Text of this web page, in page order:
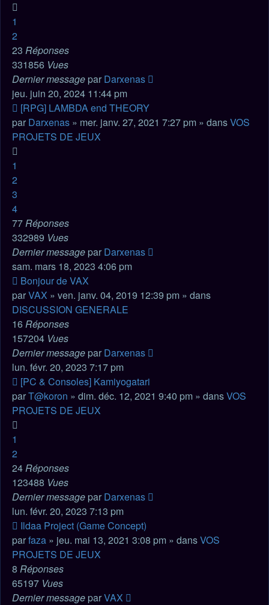
1
2
23 Réponses
331856 Vues
Dernier message par Darxenas
jeu. juin 20, 2024 11:44 pm
Nouveau
message
[RPG] LAMBDA end THEORY
par Darxenas » mer. janv. 27, 2021 7:27 pm » dansVOS
PROJETS DE JEUX
1
2
3
4
77Réponses
332989 Vues
Dernier message par Darxenas
sam. mars 18, 2023 4:06 pm
Nouveau
message
Bonjour de VAX
parVAX » ven. janv. 04, 2019 12:39 pm » dans
DISCUSSION GENERALE
16Réponses
157204 Vues
Dernier message par Darxenas
lun. févr. 20, 2023 7:17 pm
Nouveau
message
[PC & Consoles] Kamiyogatari
parT@koron » dim. déc. 12, 2021 9:40 pm » dansVOS
PROJETS DE JEUX
1
2
24Réponses
123488 Vues
Dernier message par Darxenas
lun. févr. 20, 2023 7:13 pm
Nouveau
message
Ildaa Project (Game Concept)
parfaza » jeu. mai 13, 2021 3:08 pm » dansVOS
PROJETS DE JEUX
8 Réponses
65197 Vues
Dernier message parVAX